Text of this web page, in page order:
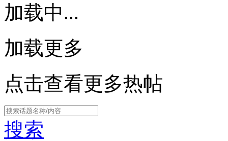
加载中...
加载更多
点击查看更多热帖
搜索